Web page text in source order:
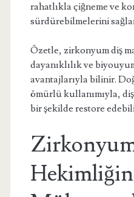
rahatlıkla çiğneme ve
sürdürebilmelerini
Özetle, zirkonyum diş
dayanıklılık ve
avantajlarıyla bilinir.
ömürlü kullanımıyla,
bir şekilde restore